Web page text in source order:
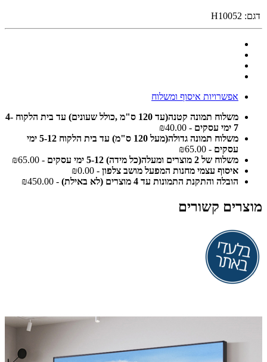
דגם: H10052
אפשרויות איסוף ומשלוח
משלוח תמונה קטנה(עד 120 ס"מ ,כולל שעונים) עד בית הלקוח 4-
7 ימי עסקים
- ₪40.00
משלוח תמונה גדולה(מעל 120 ס"מ) עד בית הלקוח 5-12 ימי
עסקים - ₪65.00
משלוח של 2 מוצרים ומעלה(כל מידה) 5-12 ימי עסקים
- ₪65.00
איסוף עצמי מחנות המפעל מושב צלפון - ₪0.00
הובלה והתקנת התמונות עד 4 מוצרים (לא באילת)
- ₪450.00
מוצרים קשורים